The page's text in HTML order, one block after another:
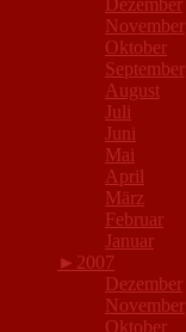
Dezember
November
Oktober
September
August
Juli
Juni
Mai
April
März
Februar
Januar
► 2007
Dezember
November
Oktober